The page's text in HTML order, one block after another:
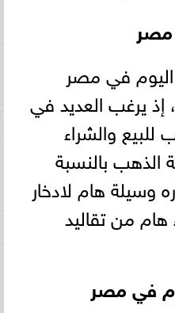
في مصر
يرغب العديد في
والشراء
الذهب بالنسبة
وسيلة هام لادخار
هام من تقاليد
في مصر